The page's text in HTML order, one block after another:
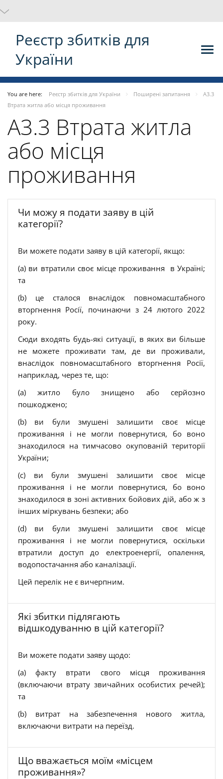
Реєстр збитків для
України
You are here: Реєстр збитків для України Поширені запитання
А3.3
Втрата житла або місця проживання
А3.3 Втрата житла
або місця
проживання
Чи можу я подати заяву в цій
категорії?
Ви можете подати заяву в цій категорії, якщо:
(a) ви втратили своє місце проживання в Україні;
та
(b) це сталося внаслідок повномасштабного
вторгнення Росії, починаючи з 24 лютого 2022
року.
Сюди входять будь-які ситуації, в яких ви більше
не можете проживати там, де ви проживали,
внаслідок повномасштабного вторгнення Росії,
наприклад, через те, що:
(a) житло було знищено або серйозно
пошкоджено;
(b) ви були змушені залишити своє місце
проживання і не могли повернутися, бо воно
знаходилося на тимчасово окупованій території
України;
(c) ви були змушені залишити своє місце
проживання і не могли повернутися, бо воно
знаходилося в зоні активних бойових дій, або ж з
інших міркувань безпеки; або
(d) ви були змушені залишити своє місце
проживання і не могли повернутися, оскільки
втратили доступ до електроенергії, опалення,
водопостачання або каналізації.
Цей перелік не є вичерпним.
Які збитки підлягають
відшкодуванню в цій категорії?
Ви можете подати заяву щодо:
(a) факту втрати свого місця проживання
(включаючи втрату звичайних особистих речей);
та
(b) витрат на забезпечення нового житла,
включаючи витрати на переїзд.
Що вважається моїм «місцем
проживання»?